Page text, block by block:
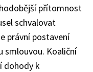
přítomnost
schvalovat
právní postavení
smlouvou. Koaliční
dohody k